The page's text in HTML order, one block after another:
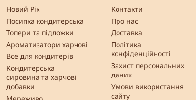
Новий Рік
Посипка кондитерська
Топери та підложки
Ароматизатори харчові
Все для кондитерів
Кондитерська
сировина та харчові
добавки
Контакти
Про нас
Доставка
Політика
конфіденційності
Захист персональних
даних
Умови використання
сайту